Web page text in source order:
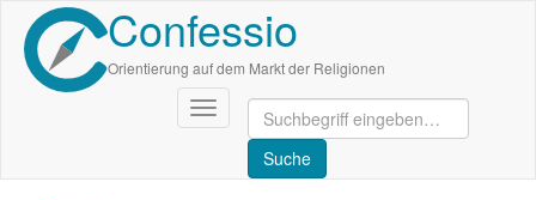
Direkt
zum
Inhalt
Confessio
Orientierung auf dem Markt der Religionen
Navigation
aktivieren/deaktivieren